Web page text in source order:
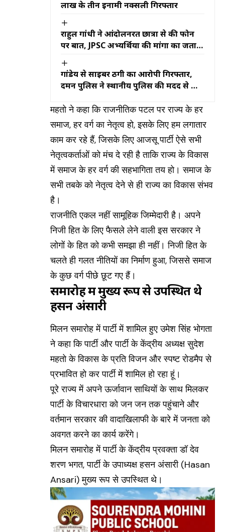
लाख के तीन इनामी नक्सली गिरफ्तार
राहुल गांधी ने आंदोलनरत छात्रों से की फोन
पर बात, JPSC अभ्यर्थियों की मांगों का जताया
गांडेय से साइबर ठगी का आरोपी गिरफ्तार,
दमन पुलिस ने स्थानीय पुलिस की मदद से की
महतो ने कहा कि राजनीतिक पटल पर राज्य के हर
समाज, हर वर्ग का नेतृत्व हो, इसके लिए हम लगातार
काम कर रहे हैं, जिसके लिए आजसू पार्टी ऐसे सभी
नेतृत्वकर्ताओं को मंच दे रही है ताकि राज्य के विकास
में समाज के हर वर्ग की सहभागिता तय हो। समाज के
सभी तबके को नेतृत्व देने से ही राज्य का विकास संभव
है।
राजनीति एकल नहीं सामूहिक जिम्मेदारी है। अपने
निजी हित के लिए फैसले लेने वाली इस सरकार ने
लोगों के हित को कभी समझा ही नहीं। निजी हित के
चलते ही गलत नीतियों का निर्माण हुआ, जिससे समाज
के कुछ वर्ग पीछे छूट गए हैं।
समारोह में मुख्य रूप से उपस्थित थे
हसन अंसारी
मिलन समारोह में पार्टी में शामिल हुए उमेश सिंह भोगता
ने कहा कि पार्टी और पार्टी के केंद्रीय अध्यक्ष सुदेश
महतो के विकास के प्रति विजन और स्पष्ट रोडमैप से
प्रभावित हो कर पार्टी में शामिल हो रहा हूं।
पूरे राज्य में अपने ऊर्जावान साथियों के साथ मिलकर
पार्टी के विचारधारा को जन जन तक पहुंचाने और
वर्तमान सरकार की वादाखिलाफी के बारे में जनता को
अवगत करने का कार्य करेंगे।
मिलन समारोह में पार्टी के केंद्रीय प्रवक्ता डॉ देव
शरण भगत, पार्टी के उपाध्यक्ष हसन अंसारी(Hasan
Ansari)मुख्य रूप से उपस्थित थे।